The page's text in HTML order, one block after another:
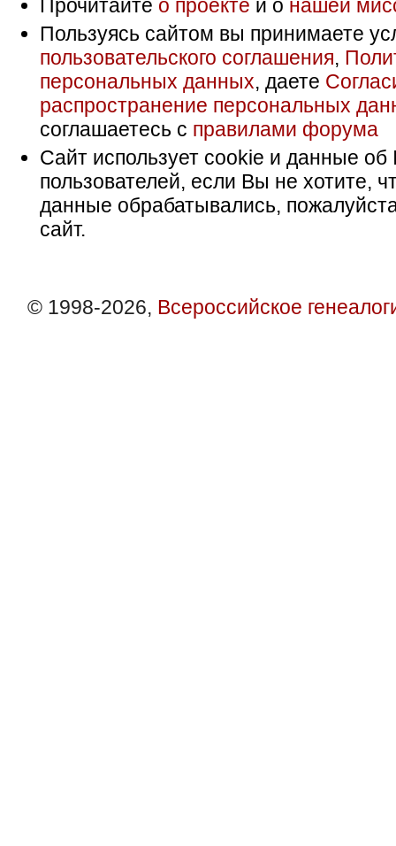
Прочитайте о проекте и о нашей
Пользуясь сайтом вы принимаете
пользовательского соглашения,
персональных данных, даете
распространение персональных
соглашаетесь с правилами форума
Сайт использует cookie и данные об
пользователей, если Вы не хотите,
данные обрабатывались,
сайт.
© 1998-2026, Всероссийское